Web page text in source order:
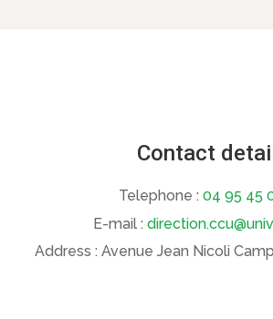
Contact
Telephone :04 95 45
E-mail :
Address :Avenue Jean Nicoli